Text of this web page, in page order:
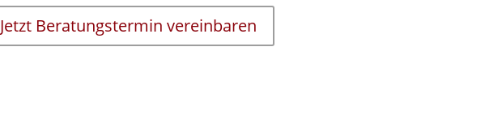
Jetzt Beratungstermin vereinbaren